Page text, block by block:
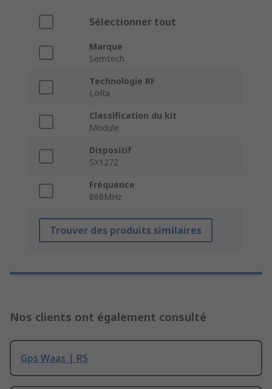
Sélectionner tout
Marque
Semtech
Technologie RF
LoRa
Classification du kit
Module
Dispositif
SX1272
Fréquence
868MHz
Trouver des produits similaires
Nos clients ont également consulté
Gps Waas | RS